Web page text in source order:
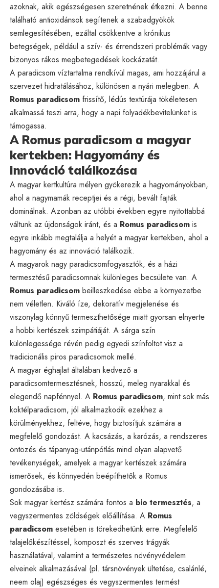
azoknak, akik egészségesen szeretnének étkezni. A benne
található antioxidánsok segítenek a szabadgyökök
semlegesítésében, ezáltal csökkentve a krónikus
betegségek, például a szív- és érrendszeri problémák vagy
bizonyos rákos megbetegedések kockázatát.
A paradicsom víztartalma rendkívül magas, ami hozzájárul a
szervezet hidratálásához, különösen a nyári melegben. A
Romus paradicsom frissítő, lédús textúrája tökéletesen
alkalmassá teszi arra, hogy a napi folyadékbevitelünket is
támogassa.
A Romus paradicsom a magyar
kertekben: Hagyomány és
innováció találkozása
A magyar kertkultúra mélyen gyökerezik a hagyományokban,
ahol a nagymamák receptjei és a régi, bevált fajták
dominálnak. Azonban az utóbbi években egyre nyitottabbá
váltunk az újdonságok iránt, és a Romus paradicsom is
egyre inkább megtalálja a helyét a magyar kertekben, ahol a
hagyomány és az innováció találkozik.
A magyarok nagy paradicsomfogyasztók, és a házi
termesztésű paradicsomnak különleges becsülete van. A
Romus paradicsom beilleszkedése ebbe a környezetbe
nem véletlen. Kiváló íze, dekoratív megjelenése és
viszonylag könnyű termeszthetősége miatt gyorsan elnyerte
a hobbi kertészek szimpátiáját. A sárga szín
különlegessége révén pedig egyedi színfoltot visz a
tradicionális piros paradicsomok mellé.
A magyar éghajlat általában kedvező a
paradicsomtermesztésnek, hosszú, meleg nyarakkal és
elegendő napfénnyel. A Romus paradicsom, mint sok más
koktélparadicsom, jól alkalmazkodik ezekhez a
körülményekhez, feltéve, hogy biztosítjuk számára a
megfelelő gondozást. A kacsázás, a karózás, a rendszeres
öntözés és tápanyag-utánpótlás mind olyan alapvető
tevékenységek, amelyek a magyar kertészek számára
ismerősek, és könnyedén beépíthetők a Romus
gondozásába is.
Sok magyar kertész számára fontos a bio termesztés, a
vegyszermentes zöldségek előállítása. A Romus
paradicsom esetében is törekedhetünk erre. Megfelelő
talajelőkészítéssel, komposzt és szerves trágyák
használatával, valamint a természetes növényvédelem
elveinek alkalmazásával (pl. társnövények ültetése, csalánlé,
neem olaj) egészséges és vegyszermentes termést